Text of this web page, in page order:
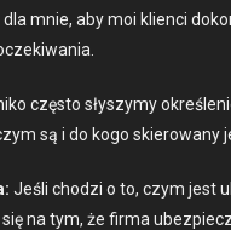
mnie, aby moi klien­ci
częs­to słyszymy
są i do kogo skierowany
Jeśli chodzi o to, czym jest
na tym, że fir­ma